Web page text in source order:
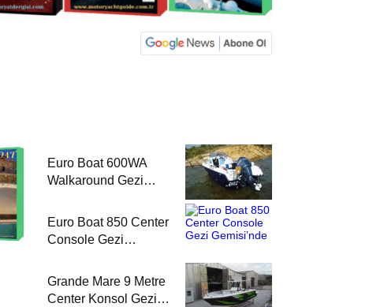
Euro Boat 600WA
Walkaround Gezi
Euro Boat 850 Center
Console Gezi
Grande Mare 9 Metre
Center Konsol Gezi